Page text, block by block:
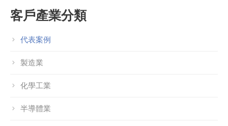
客戶產業分類
代表案例
製造業
化學工業
半導體業